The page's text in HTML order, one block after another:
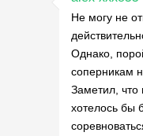
Не могу не
Однако,
соперникам
Заметил, что
хотелось бы